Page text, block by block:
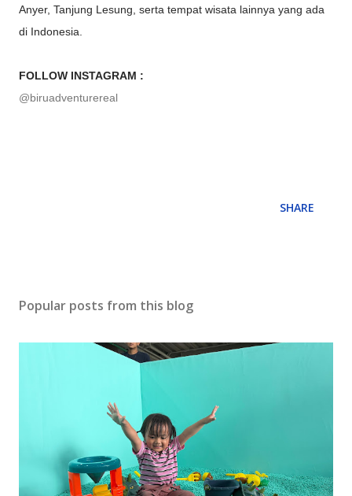
Anyer, Tanjung Lesung, serta tempat wisata lainnya yang ada
di Indonesia.
FOLLOW INSTAGRAM :
@biruadventurereal
SHARE
Popular posts from this blog